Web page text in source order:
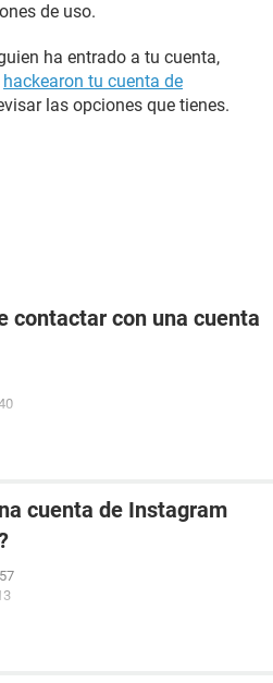
de uso.
ha entrado a tu cuenta,
hackearon tu cuenta de
las opciones que tienes.
contactar con una cuenta
cuenta de Instagram